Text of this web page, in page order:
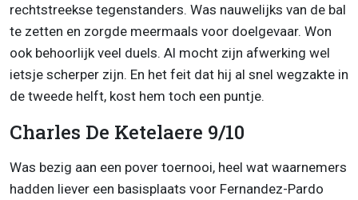
rechtstreekse tegenstanders. Was nauwelijks van de bal
te zetten en zorgde meermaals voor doelgevaar. Won
ook behoorlijk veel duels. Al mocht zijn afwerking wel
ietsje scherper zijn. En het feit dat hij al snel wegzakte in
de tweede helft, kost hem toch een puntje.
Charles De Ketelaere 9/10
Was bezig aan een pover toernooi, heel wat waarnemers
hadden liever een basisplaats voor Fernandez-Pardo